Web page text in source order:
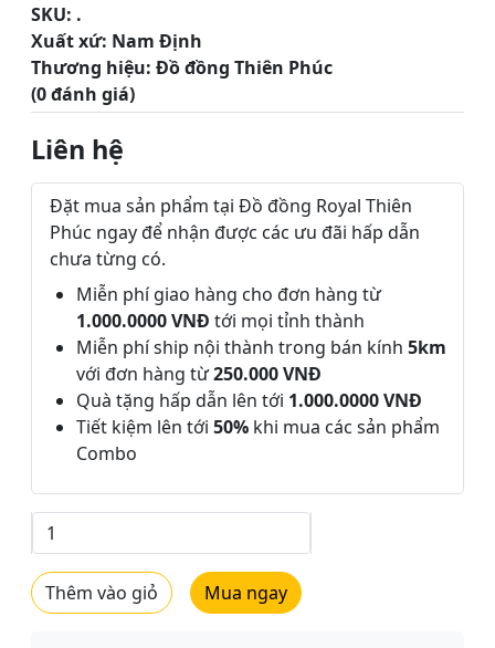
SKU: .
Xuất xứ: Nam Định
Thương hiệu: Đồ đồng Thiên Phúc
(0 đánh giá)
Liên hệ
Đặt mua sản phẩm tại Đồ đồng Royal Thiên
Phúc ngay để nhận được các ưu đãi hấp dẫn
chưa từng có.
Miễn phí giao hàng cho đơn hàng từ
1.000.0000 VNĐ tới mọi tỉnh thành
Miễn phí ship nội thành trong bán kính 5km
với đơn hàng từ250.000 VNĐ
Quà tặng hấp dẫn lên tới 1.000.0000 VNĐ
Tiết kiệm lên tới 50% khi mua các sản phẩm
Combo
Thêm vào giỏ Mua ngay